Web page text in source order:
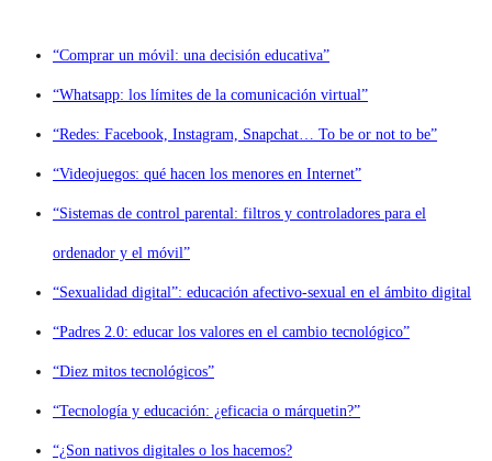
“Comprar un móvil: una decisión educativa”
“Whatsapp: los límites de la comunicación virtual”
“Redes: Facebook, Instagram, Snapchat… To be or not to be”
“Videojuegos: qué hacen los menores en Internet”
“Sistemas de control parental: filtros y controladores para el
ordenador y el móvil”
“Sexualidad digital”: educación afectivo-sexual en el ámbito digital
“Padres 2.0: educar los valores en el cambio tecnológico”
“Diez mitos tecnológicos”
“Tecnología y educación: ¿eficacia o márquetin?”
“¿Son nativos digitales o los hacemos?